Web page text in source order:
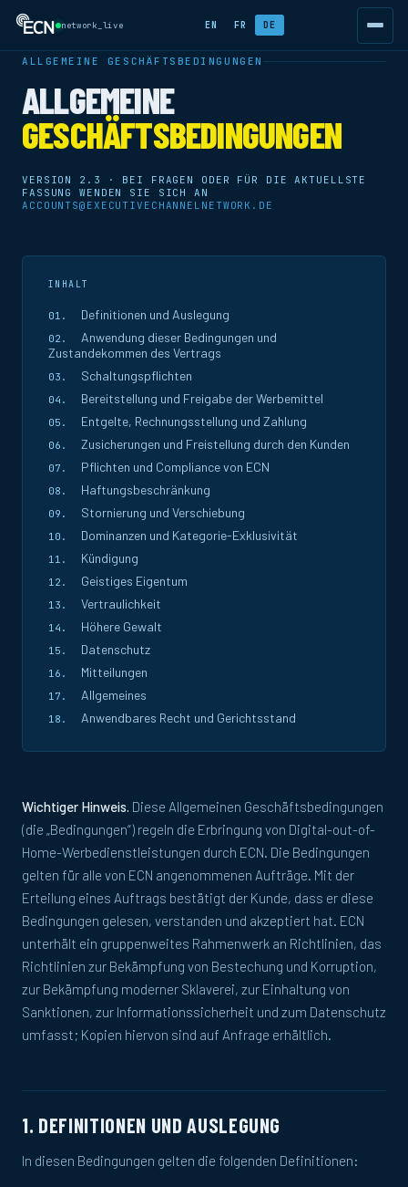
network_live EN FR DE
ALLGEMEINE GESCHÄFTSBEDINGUNGEN
ALLGEMEINE
GESCHÄFTSBEDINGUNGEN
VERSION 2.3 · BEI FRAGEN ODER FÜR DIE AKTUELLSTE
FASSUNG WENDEN SIE SICH AN
ACCOUNTS@EXECUTIVECHANNELNETWORK.DE
INHALT
Definitionen und Auslegung
Anwendung dieser Bedingungen und
Zustandekommen des Vertrags
Schaltungspflichten
Bereitstellung und Freigabe der Werbemittel
Entgelte, Rechnungsstellung und Zahlung
Zusicherungen und Freistellung durch den Kunden
Pflichten und Compliance von ECN
Haftungsbeschränkung
Stornierung und Verschiebung
Dominanzen und Kategorie-Exklusivität
Kündigung
Geistiges Eigentum
Vertraulichkeit
Höhere Gewalt
Datenschutz
Mitteilungen
Allgemeines
Anwendbares Recht und Gerichtsstand
Wichtiger Hinweis. Diese Allgemeinen Geschäftsbedingungen
(die „Bedingungen“) regeln die Erbringung von Digital-out-of-
Home-Werbedienstleistungen durch ECN. Die Bedingungen
gelten für alle von ECN angenommenen Aufträge. Mit der
Erteilung eines Auftrags bestätigt der Kunde, dass er diese
Bedingungen gelesen, verstanden und akzeptiert hat. ECN
unterhält ein gruppenweites Rahmenwerk an Richtlinien, das
Richtlinien zur Bekämpfung von Bestechung und Korruption,
zur Bekämpfung moderner Sklaverei, zur Einhaltung von
Sanktionen, zur Informationssicherheit und zum Datenschutz
umfasst; Kopien hiervon sind auf Anfrage erhältlich.
1. DEFINITIONEN UND AUSLEGUNG
In diesen Bedingungen gelten die folgenden Definitionen: